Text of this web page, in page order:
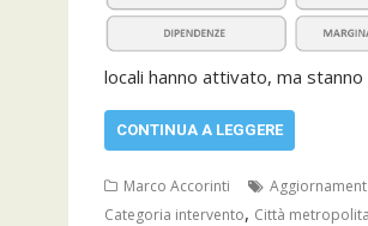
locali hanno attivato, ma
CONTINUA A LEGGERE
Marco Accorinti
Categoria intervento, Città